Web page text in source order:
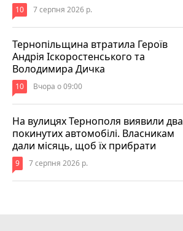
10 7 серпня 2026 р.
Тернопільщина втратила Героїв
Андрія Іскоростенського та
Володимира Дичка
10 Вчора о 09:00
На вулицях Тернополя виявили два
покинутих автомобілі. Власникам
дали місяць, щоб їх прибрати
9 7 серпня 2026 р.